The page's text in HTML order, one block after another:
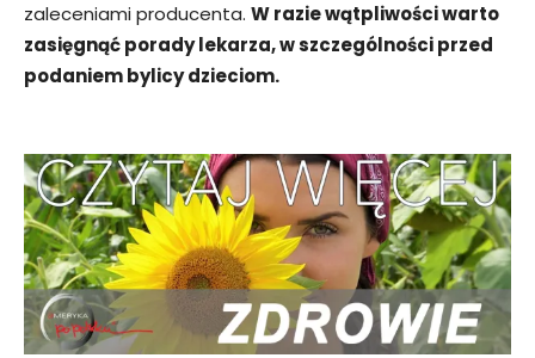
zaleceniami producenta. W razie wątpliwości warto
zasięgnąć porady lekarza, w szczególności przed
podaniem bylicy dzieciom.